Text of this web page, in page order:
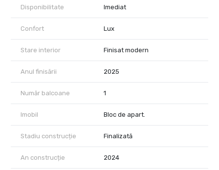
Disponibilitate Imediat
Confort Lux
Stare interior Finisat modern
Anul finisării 2025
Număr balcoane 1
Imobil Bloc de apart.
Stadiu construcție Finalizată
An construcție 2024